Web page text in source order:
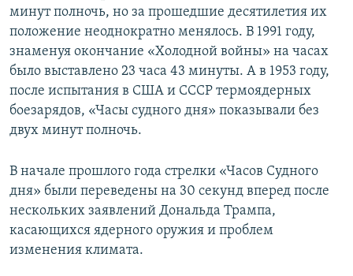
минут полночь, но за прошедшие десятилетия их
положение неоднократно менялось. В 1991 году,
знаменуя окончание «Холодной войны» на часах
было выставлено 23 часа 43 минуты. А в 1953 году,
после испытания в США и СССР термоядерных
боезарядов, «Часы судного дня» показывали без
двух минут полночь.
В начале прошлого года стрелки «Часов Судного
дня» были переведены на 30 секунд вперед после
нескольких заявлений Дональда Трампа,
касающихся ядерного оружия и проблем
изменения климата.